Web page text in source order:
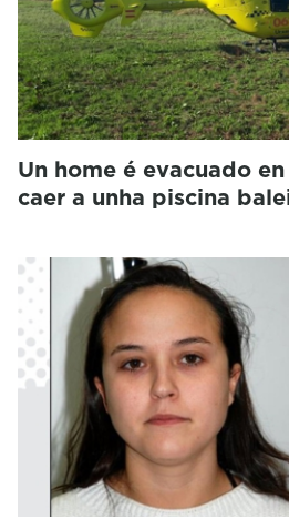
Un home é evacuado
caer a unha piscina